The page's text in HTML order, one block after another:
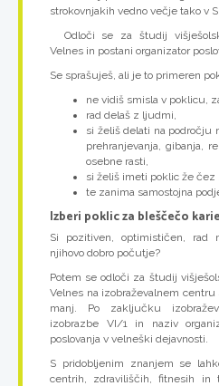
strokovnjakih vedno večje tako v
Odloči se za študij
Velnes in postani organizator
Se sprašuješ, ali je to primeren
ne vidiš smisla v poklicu,
rad delaš z ljudmi,
si želiš delati na področju
prehranjevanja, gibanja,
osebne rasti,
si želiš imeti poklic že čez
te zanima samostojna
Izberi poklic za bleščečo
Si pozitiven, optimističen, rad
njihovo dobro počutje?
Potem se odloči za študij
Velnes na izobraževalnem centru
manj. Po zaključku
izobrazbe VI/1 in naziv
poslovanja v velneški dejavnosti.
S pridobljenim znanjem se
centrih, zdraviliščih, fitnesih in